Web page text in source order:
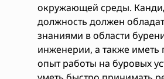
окружающей среды.
должность должен
знаниями в области
инженерии, а также иметь
опыт работы на буровых